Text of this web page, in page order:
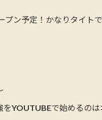
プン予定！かなりタイト
をYOUTUBEで始めるのは